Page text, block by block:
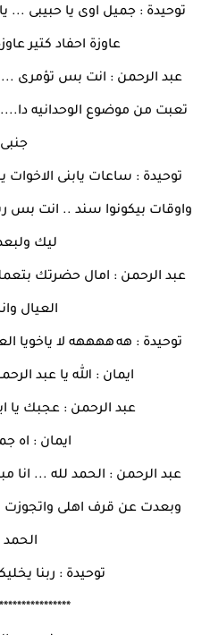
توحيدة : جميل اوى يا حبيبى ...
عاوزة احفاد كتير
عبد الرحمن : انت بس تؤمرى ...
تعبت من موضوع الوحدانيه
توحيدة : ساعات يابنى الاخوات
واوقات بيكونوا سند .. انت بس
ليك
عبد الرحمن : امال حضرتك
العيال
توحيدة : ههههههه لا ياخويا
ايمان : الله يا عبد
عبد الرحمن : عجبك يا
ايمان : اه
عبد الرحمن : الحمد لله ... انا
وبعدت عن قرف اهلى واتجوزت
الحمد
توحيدة : ربنا